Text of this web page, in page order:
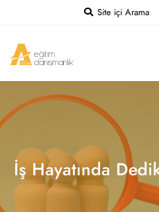
Site içi Arama
İş Hayatında